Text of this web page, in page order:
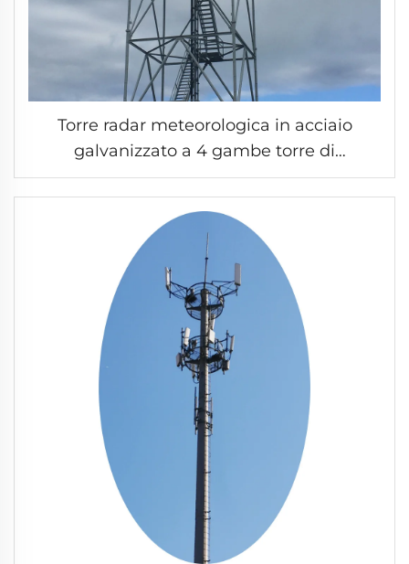
Torre radar meteorologica in acciaio
galvanizzato a 4 gambe torre di
telecomunicazione in acciaio a traliccio
autoportante